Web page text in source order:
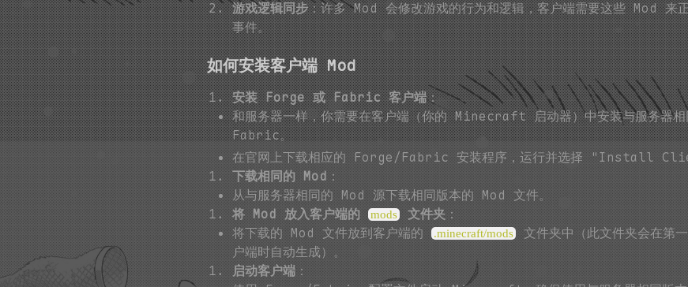
游戏逻辑同步：许多 Mod 会修改游戏的行为和逻辑，客户端需要这些 Mod 来
事件。
如何安装客户端 Mod
安装 Forge 或 Fabric 客户端：
和服务器一样，你需要在客户端（你的 Minecraft 启动器）中安装与服务器
Fabric。
在官网上下载相应的 Forge/Fabric 安装程序，运行并选择 "Install
下载相同的 Mod ：
从与服务器相同的 Mod 源下载相同版本的 Mod 文件。
将 Mod 放入客户端的mods 文件夹：
将下载的 Mod 文件放到客户端的 .minecraft/mods 文件夹中（此文件夹会在
户端时自动生成）。
启动客户端：